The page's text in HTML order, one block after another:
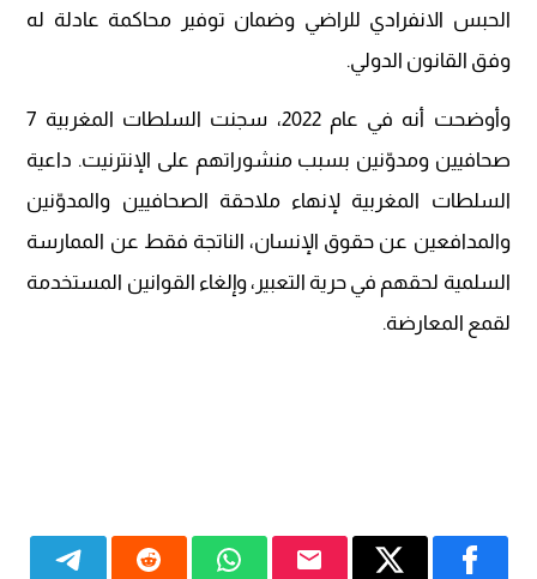
الحبس الانفرادي للراضي وضمان توفير محاكمة عادلة له
وفق القانون الدولي.
وأوضحت أنه في عام 2022، سجنت السلطات المغربية 7
صحافيين ومدوّنين بسبب منشوراتهم على الإنترنيت. داعية
السلطات المغربية لإنهاء ملاحقة الصحافيين والمدوّنين
والمدافعين عن حقوق الإنسان، الناتجة فقط عن الممارسة
السلمية لحقهم في حرية التعبير، وإلغاء القوانين المستخدمة
لقمع المعارضة.